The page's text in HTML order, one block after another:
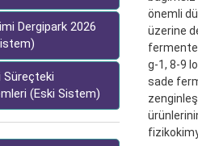
Dergipark 2026
Süreçteki
(Eski Sistem)
önemli
üzerine
fermente
g-1, 8-9
sade